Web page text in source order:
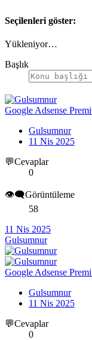
Seçilenleri göster:
Yükleniyor…
Başlık
Google Adsense
Gulsumnur
11 Nis 2025
💬Cevaplar
0
👁️‍🗨️Görüntüleme
58
11 Nis 2025
Gulsumnur
Google Adsense
Gulsumnur
11 Nis 2025
💬Cevaplar
0